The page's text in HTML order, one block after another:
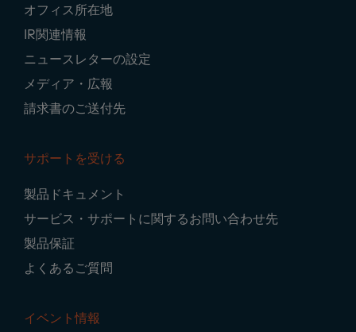
オフィス所在地
IR関連情報
ニュースレターの設定
メディア・広報
請求書のご送付先
サポートを受ける
製品ドキュメント
サービス・サポートに関するお問い合わせ先
製品保証
よくあるご質問
イベント情報